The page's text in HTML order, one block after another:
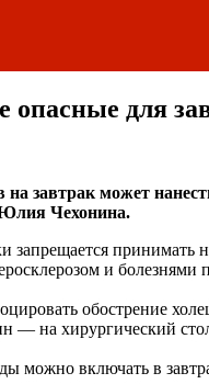
опасные для
завтрак может
Юлия Чехонина.
запрещается
и болезнями
обострение
— на хирургический
можно включать в